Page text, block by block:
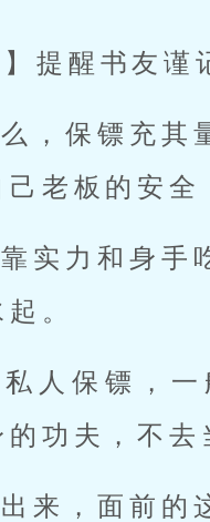
】提醒书友
，保镖充其
己老板的安
实力和身手
。
人保镖，
功夫，不去
来，面前的